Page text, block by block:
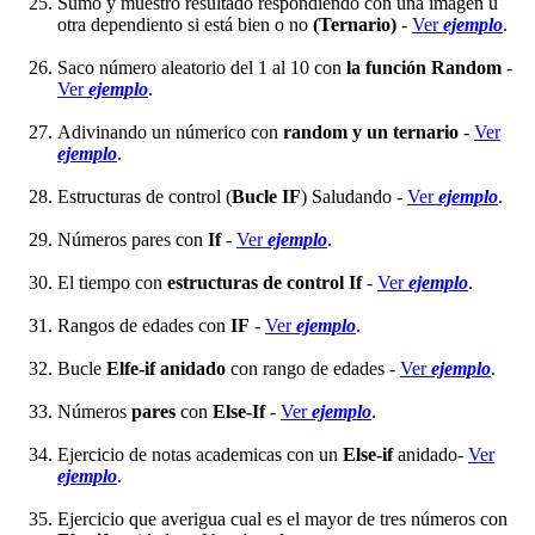
otra dependiento si está bien o no (Ternario) - Verejemplo.
Saco número aleatorio del 1 al 10 con la función Random -
Verejemplo.
Adivinando un númerico con random y un ternario - Ver
ejemplo.
Estructuras de control (Bucle IF) Saludando - Verejemplo.
Números pares con If- Verejemplo.
El tiempo con estructuras de control If- Verejemplo.
Rangos de edades con IF - Verejemplo.
Bucle Elfe-if anidado con rango de edades - Verejemplo.
Números pares con Else-If- Verejemplo.
Ejercicio de notas academicas con un Else-ifanidado- Ver
ejemplo.
Ejercicio que averigua cual es el mayor de tres números con